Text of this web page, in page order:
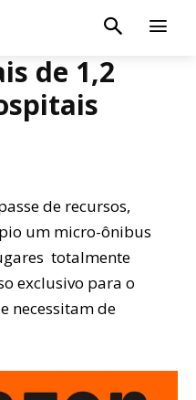
de 1,2
de recursos,
um micro-ônibus
totalmente
exclusivo para o
necessitam de